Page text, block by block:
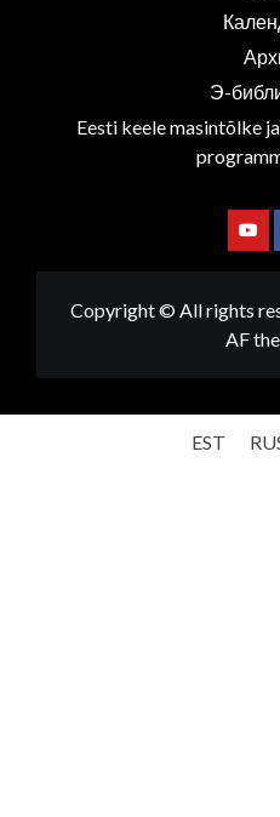
Э-
Eesti keele masintõlke
Copyright © All rights
AF
EST